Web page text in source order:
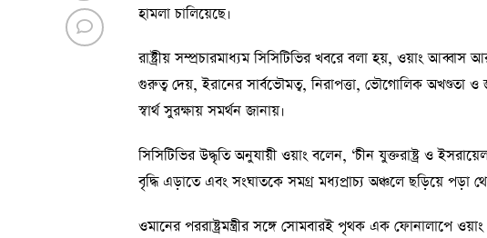
হামলা চালিয়েছে।
রাষ্ট্রীয় সম্প্রচারমাধ্যম সিসিটিভির খবরে বলা হয়, ওয়াং
গুরুত্ব দেয়, ইরানের সার্বভৌমত্ব, নিরাপত্তা, ভৌগোলিক অখণ্ডতা
স্বার্থ সুরক্ষায় সমর্থন জানায়।
সিসিটিভির উদ্ধৃতি অনুযায়ী ওয়াং বলেন, ‘চীন যুক্তরাষ্ট্র ও
বৃদ্ধি এড়াতে এবং সংঘাতকে সমগ্র মধ্যপ্রাচ্য অঞ্চলে ছড়িয়ে পড়া
ওমানের পররাষ্ট্রমন্ত্রীর সঙ্গে সোমবারই পৃথক এক ফোনালাপে